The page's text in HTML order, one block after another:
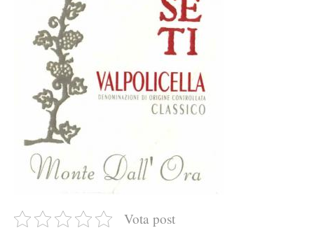
Vota post